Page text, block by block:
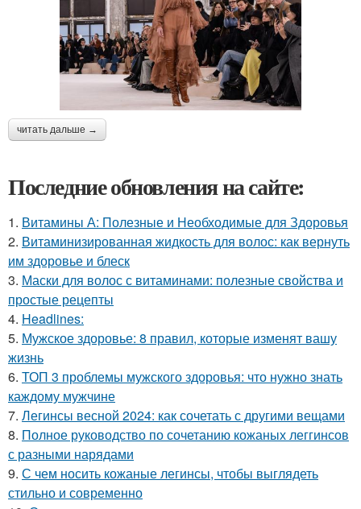
читать дальше →
Последние обновления на сайте:
1. Витамины А: Полезные и Необходимые для Здоровья
2. Витаминизированная жидкость для волос: как вернуть
им здоровье и блеск
3. Маски для волос с витаминами: полезные свойства и
простые рецепты
4. Headlines:
5. Мужское здоровье: 8 правил, которые изменят вашу
жизнь
6. ТОП 3 проблемы мужского здоровья: что нужно знать
каждому мужчине
7. Легинсы весной 2024: как сочетать с другими вещами
8. Полное руководство по сочетанию кожаных леггинсов
с разными нарядами
9. С чем носить кожаные легинсы, чтобы выглядеть
стильно и современно